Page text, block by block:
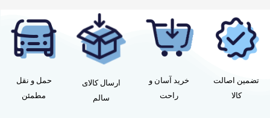
تضمین اصالت
کالا
خرید آسان و
راحت
ارسال کالای
سالم
حمل و نقل
مطمئن